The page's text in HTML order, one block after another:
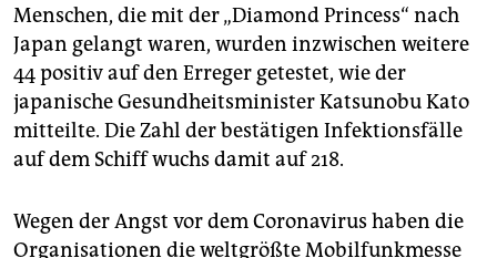
Menschen, die mit der „Diamond Princess“ nach
Japan gelangt waren, wurden inzwischen weitere
44 positiv auf den Erreger getestet, wie der
japanische Gesundheitsminister Katsunobu Kato
mitteilte. Die Zahl der bestätigen Infektionsfälle
auf dem Schiff wuchs damit auf 218.
Wegen der Angst vor dem Coronavirus haben die
Organisationen die weltgrößte Mobilfunkmesse